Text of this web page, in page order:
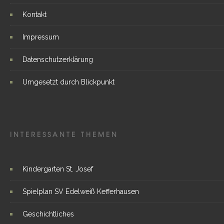
Kontakt
Impressum
Datenschutzerklärung
Umgesetzt durch Blickpunkt
INTERESSANTE THEMEN
Kindergarten St. Josef
Spielplan SV Edelweiß Kefferhausen
Geschichtliches